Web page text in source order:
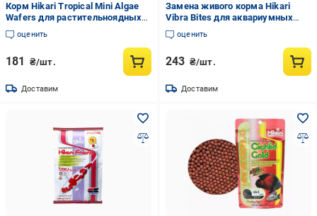
Корм Hikari Tropical Mini Algae
Wafers для растительноядных
рыб длиной +3 см диски 5 мм 22
г тонущий (21403)
оценить
181 ₴/шт.
Доставим
Замена живого корма Hikari
Vibra Bites для аквариумных
рыб 5-10 см черви ~5-6 мм 35 г
медленно-тонучий (22206)
оценить
243 ₴/шт.
Доставим